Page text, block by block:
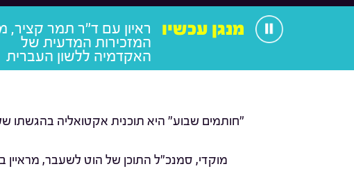
מנגן עכשיו ראיון עם ד"ר תמר קציר,
המזכירות המדעית של
האקדמיה ללשון העברית
"חותמים שבוע" היא תוכנית אקטואליה בהגשתו
מוקדי, סמנכ"ל התוכן של הוט לשעבר,